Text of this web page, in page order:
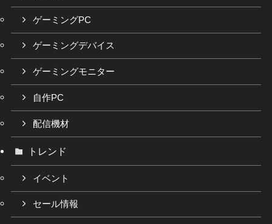
ゲーミングPC
ゲーミングデバイス
ゲーミングモニター
自作PC
配信機材
トレンド
イベント
セール情報